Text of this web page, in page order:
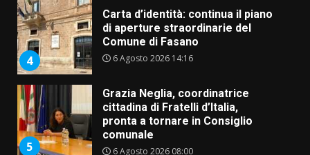
5
Grazia Neglia, coordinatrice
cittadina di Fratelli d’Italia,
pronta a tornare in Consiglio
comunale
6 Agosto 2026 08:00
6
Cura dei beni comuni e
cittadinanza attiva: online
l’avviso per la gestione
condivisa della Villetta di
Laureto